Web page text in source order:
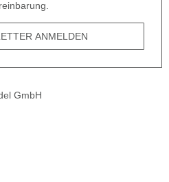
ANMELDEN
GmbH